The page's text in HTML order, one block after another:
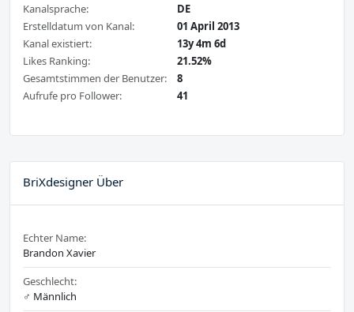
Kanalsprache:
DE
Erstelldatum von Kanal:
01 April 2013
Kanal existiert:
13y 4m 6d
Likes Ranking:
21.52%
Gesamtstimmen der Benutzer:
8
Aufrufe pro Follower:
41
BriXdesigner Über
Echter Name:
Brandon Xavier
Geschlecht:
♂️ Männlich